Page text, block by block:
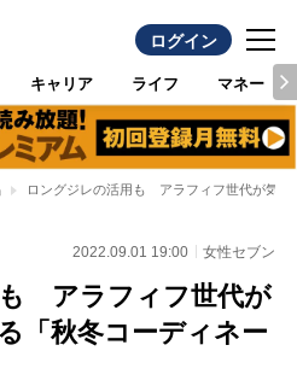
ログイン
キャリア ライフ マネー
ロングジレの活用も アラフィフ世代が気負
2022.09.01 19:00 女性セブン
アラフィフ世代が
「秋冬コーディネー